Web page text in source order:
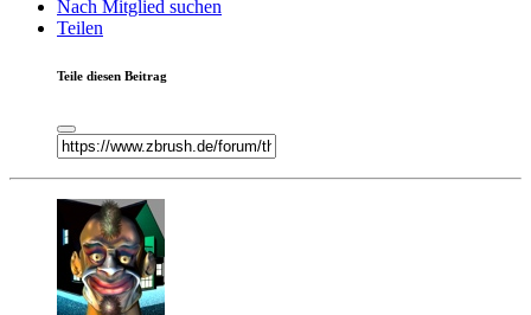
Nach Mitglied suchen
Teilen
Teile diesen Beitrag